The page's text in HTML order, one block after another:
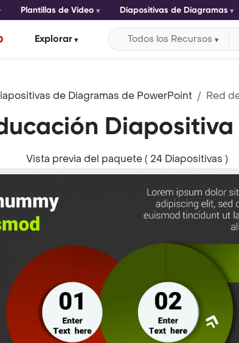
Plantillas de Video Diapositivas de Diagramas
Explorar Todos los Recursos
de Diagramas de PowerPoint Red
Vista previa del paquete ( 24 Diapositivas )